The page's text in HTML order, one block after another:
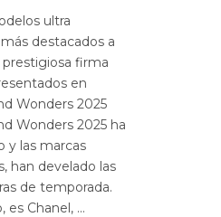
ultra
destacados a
firma
en
Wonders 2025
Wonders 2025 ha
y las marcas
han develado las
de temporada.
es Chanel,